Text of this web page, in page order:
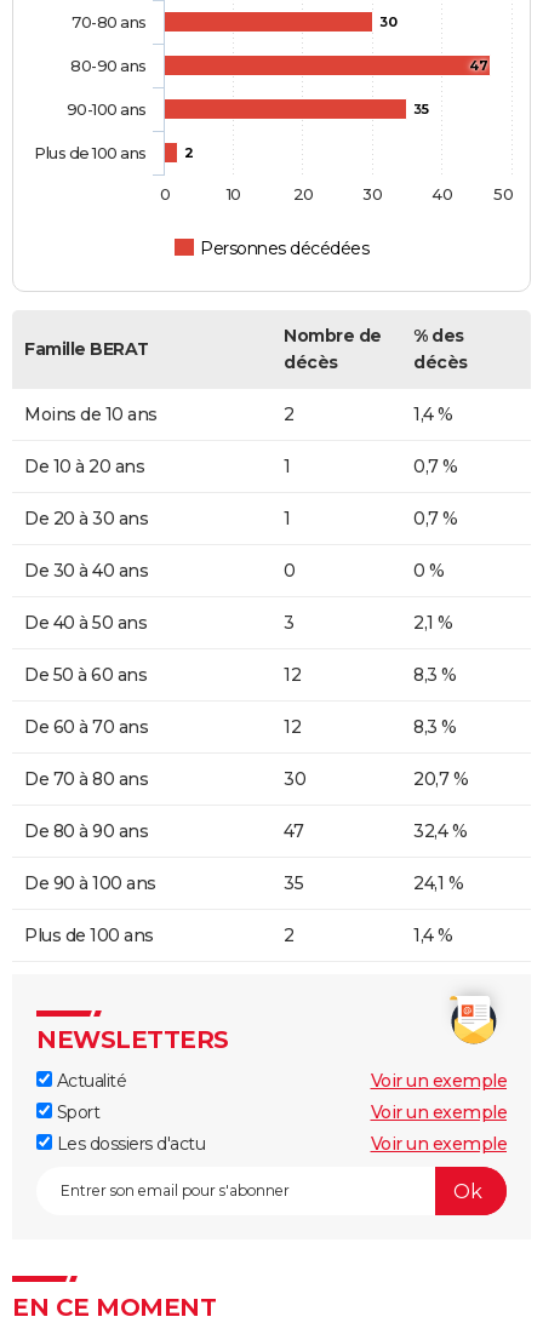
30
47
35
2
Personnes décédées
70-80 ans
80-90 ans
90-100 ans
Plus de 100 ans
0 10 20 30 40 50
Famille BERAT
Nombre de
décès
% des
décès
Moins de 10 ans 2 1,4 %
De 10 à 20 ans 1 0,7 %
De 20 à 30 ans 1 0,7 %
De 30 à 40 ans 0 0 %
De 40 à 50 ans 3 2,1 %
De 50 à 60 ans 12 8,3 %
De 60 à 70 ans 12 8,3 %
De 70 à 80 ans 30 20,7 %
De 80 à 90 ans 47 32,4 %
De 90 à 100 ans 35 24,1 %
Plus de 100 ans 2 1,4 %
NEWSLETTERS
Actualité
Voir un exemple
Sport
Voir un exemple
Les dossiers d'actu
Voir un exemple
EN CE MOMENT